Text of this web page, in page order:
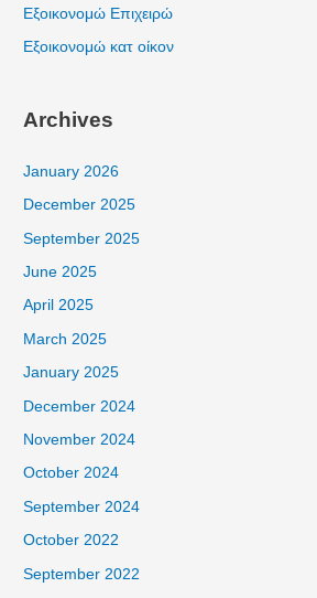
Εξοικονομώ Επιχειρώ
Εξοικονομώ κατ οίκον
Archives
January 2026
December 2025
September 2025
June 2025
April 2025
March 2025
January 2025
December 2024
November 2024
October 2024
September 2024
October 2022
September 2022